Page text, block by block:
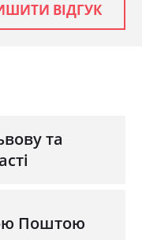
ВІДГУК
та
Поштою